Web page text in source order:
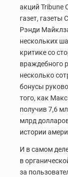
акций Tribune
газет, газеты
Рэнди
нескольких
критике со
враждебного
несколько
бонусы
того, как
получив 7,6
млрд
истории
И в самом
в
за